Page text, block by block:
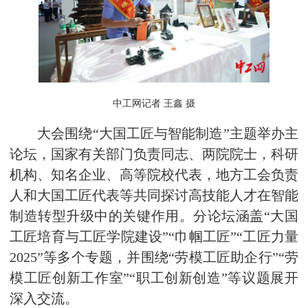
中工网记者 王鑫 摄
大会围绕“大国工匠与智能制造”主题举办主
论坛，国家有关部门负责同志、两院院士，科研
机构、知名企业、高等院校代表，地方工会负责
人和大国工匠代表等共同探讨高技能人才在智能
制造转型升级中的关键作用。分论坛涵盖“大国
工匠培育与工匠学院建设”“巾帼工匠”“工匠力量
2025”等多个专题，并围绕“劳模工匠助企行”“劳
模工匠创新工作室”“职工创新创造”等议题展开
深入交流。